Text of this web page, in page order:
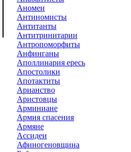
Аномеи
Антиномисты
Антитанты
Антитринитарии
Антропоморфиты
Анфинганы
Аполлинария ересь
Апостолики
Апотактиты
Арианство
Аристовцы
Арминиане
Армия спасения
Армяне
Ассидеи
Афиногеновщина